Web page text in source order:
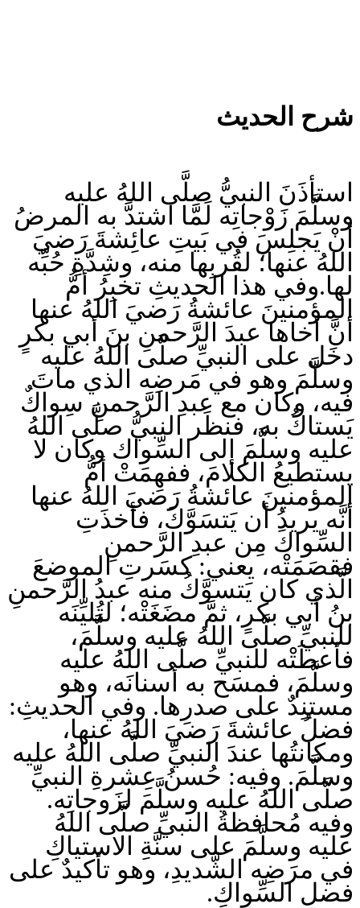
شرح الحديث
استأذَنَ النبيُّ صلَّى اللهُ عليه
وسلَّمَ زَوْجاتِه لَمَّا اشتدَّ به المرضُ
أنْ يَجلِسَ في بَيتِ عائِشةَ رَضيَ
اللهُ عنها؛ لقُربِها منه، وشِدَّةِ حُبِّه
لها.وفي هذا الحديثِ تخبِرُ أمُّ
المؤمنينَ عائشةُ رَضيَ اللهُ عنها
أنَّ أخاها عبدَ الرَّحمنِ بنَ أبي بكرٍ
دخَل على النبيِّ صلَّى اللهُ عليه
وسلَّمَ وهو في مَرضِه الذي ماتَ
فيه، وكان مع عبدِ الرَّحمنِ سِواكٌ
يَستاكُ به، فنظَر النبيُّ صلَّى اللهُ
عليه وسلَّمَ إلى السِّواك وكان لا
يستطيعُ الكلامَ، ففهِمَتْ أمُّ
المؤمنينَ عائشةُ رَضيَ اللهُ عنها
أنَّه يريدُ أن يَتسَوَّكَ، فأخذَتِ
السِّواكَ مِن عبدِ الرَّحمنِ
فقصَمَتْه، يعني: كسَرتِ الموضعَ
الَّذي كان يَتسوَّكُ منه عبدُ الرَّحمنِ
بنُ أبي بكرٍ، ثمَّ مضَغَتْه؛ لتُليِّنَه
للنبيِّ صلَّى اللهُ عليه وسلَّمَ،
فأعطَتْه للنبيِّ صلَّى اللهُ عليه
وسلَّمَ، فمسَح به أسنانَه، وهو
مستنِدٌ على صدرِها. وفي الحديثِ:
فضلُ عائشةَ رَضيَ اللهُ عنها،
ومكانتُها عندَ النبيِّ صلَّى اللهُ عليه
وسلَّمَ. وفيه: حُسنُ عِشرةِ النبيِّ
صلَّى اللهُ عليه وسلَّمَ لزَوجاتِه.
وفيه مُحافظةُ النبيِّ صلَّى اللهُ
عليه وسلَّمَ على سنَّةِ الاستياكِ
في مرَضِه الشَّديدِ، وهو تأكيدٌ على
فضلِ السِّواكِ.